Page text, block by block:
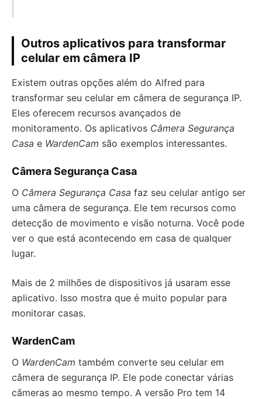
Outros aplicativos para transformar
celular em câmera IP
Existem outras opções além do Alfred para
transformar seu celular em câmera de segurança IP.
Eles oferecem recursos avançados de
monitoramento. Os aplicativos Câmera Segurança
Casa e WardenCam são exemplos interessantes.
Câmera Segurança Casa
O Câmera Segurança Casa faz seu celular antigo ser
uma câmera de segurança. Ele tem recursos como
detecção de movimento e visão noturna. Você pode
ver o que está acontecendo em casa de qualquer
lugar.
Mais de 2 milhões de dispositivos já usaram esse
aplicativo. Isso mostra que é muito popular para
monitorar casas.
WardenCam
O WardenCam também converte seu celular em
câmera de segurança IP. Ele pode conectar várias
câmeras ao mesmo tempo. A versão Pro tem 14